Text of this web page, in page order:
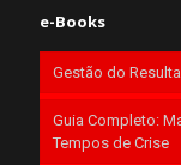
e-Books
Gestão do
Guia Completo:
Tempos de Crise